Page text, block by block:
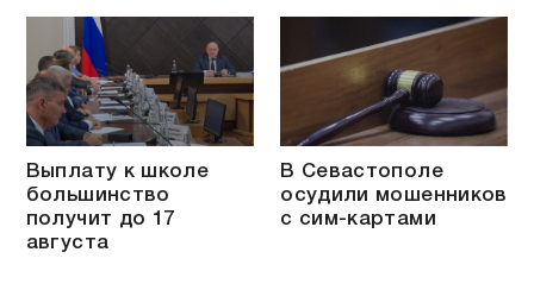
Выплату к школе
большинство
получит до 17
августа
В Севастополе
осудили мошенников
с сим-картами